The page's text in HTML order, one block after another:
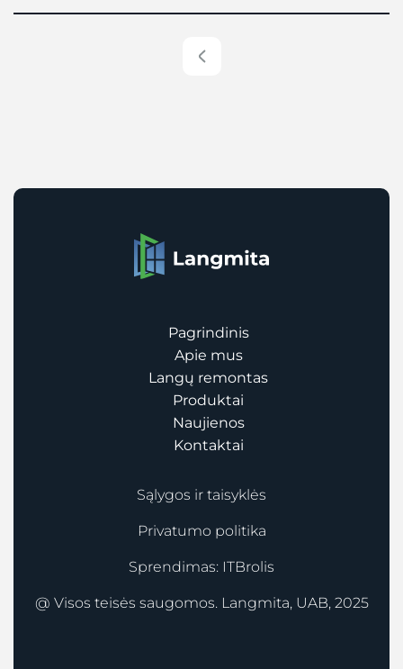
Pagrindinis
Apie mus
Langų remontas
Produktai
Naujienos
Kontaktai
Sąlygos ir taisyklės
Privatumo politika
Sprendimas: ITBrolis
@ Visos teisės saugomos. Langmita, UAB, 2025